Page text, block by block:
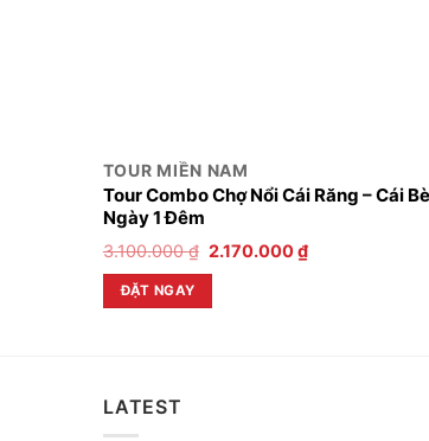
TOUR MIỀN NAM
Tour Combo Chợ Nổi Cái Răng – Cái
Ngày 1 Đêm
3.100.000₫ 2.170.000₫
ĐẶT NGAY
LATEST